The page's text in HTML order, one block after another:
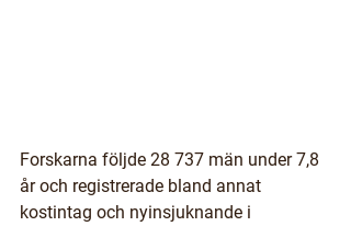
Forskarna följde 28 737 män under 7,8
år och registrerade bland annat
kostintag och nyinsjuknande i